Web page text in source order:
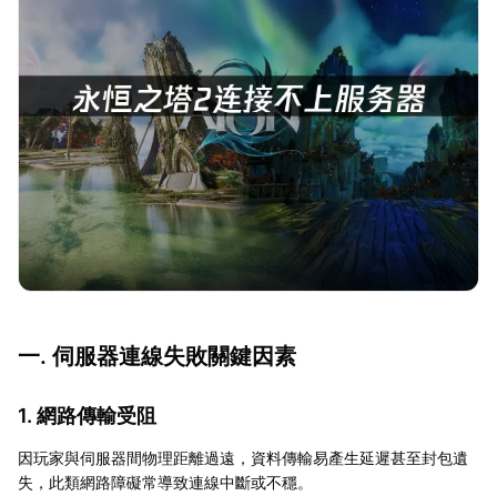
一. 伺服器連線失敗關鍵因素
1. 網路傳輸受阻
因玩家與伺服器間物理距離過遠，資料傳輸易產生延遲甚至封包遺
失，此類網路障礙常導致連線中斷或不穩。